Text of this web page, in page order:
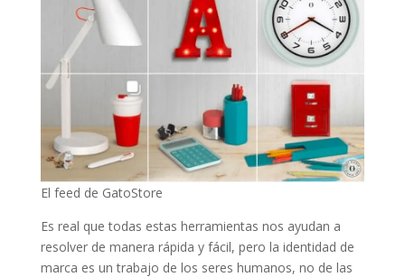
El feed de GatoStore
Es real que todas estas herramientas nos ayudan a
resolver de manera rápida y fácil, pero la identidad de
marca es un trabajo de los seres humanos, no de las